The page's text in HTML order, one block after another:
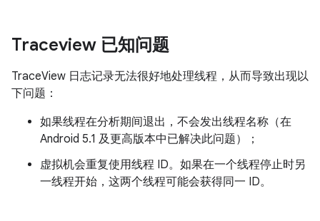
Traceview 已知问题
TraceView 日志记录无法很好地处理线程，从而导致出现以
下问题：
如果线程在分析期间退出，不会发出线程名称（在
Android 5.1 及更高版本中已解决此问题）；
虚拟机会重复使用线程 ID。如果在一个线程停止时另
一线程开始，这两个线程可能会获得同一 ID。